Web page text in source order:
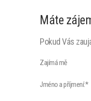
Máte
Pokud Vás
Zajímá mě
Jméno a příjmení:*